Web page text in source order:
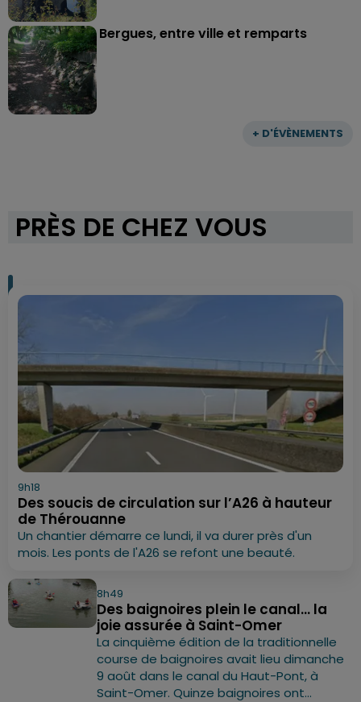
+ D'ÉVÈNEMENTS
Bergues, entre ville et remparts
PRÈS DE CHEZ VOUS
9h18
Des soucis de circulation sur l’A26 à hauteur
de Thérouanne
Un chantier démarre ce lundi, il va durer près d'un
mois. Les ponts de l'A26 se refont une beauté.
8h49
Des baignoires plein le canal... la
joie assurée à Saint-Omer
La cinquième édition de la traditionnelle
course de baignoires avait lieu dimanche
9 août dans le canal du Haut-Pont, à
Saint-Omer. Quinze baignoires ont...